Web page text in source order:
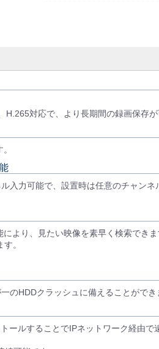
対応で、より長期間の録画保存が
入力可能で、設置時は任意のチャンネ
より、見たい映像を素早く検索でき
。
のHDDクラッシュに備えることができ
ールすることでIPネットワーク経由で